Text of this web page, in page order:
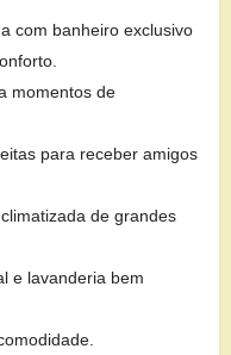
com banheiro exclusivo
momentos de
para receber amigos
de grandes
e lavanderia bem